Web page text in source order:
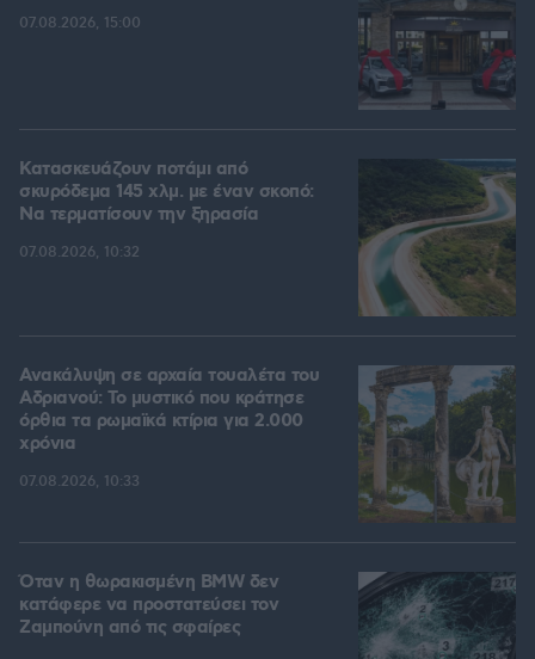
07.08.2026, 15:00
Κατασκευάζουν ποτάμι από
σκυρόδεμα 145 χλμ. με έναν σκοπό:
Να τερματίσουν την ξηρασία
07.08.2026, 10:32
Ανακάλυψη σε αρχαία τουαλέτα του
Αδριανού: Το μυστικό που κράτησε
όρθια τα ρωμαϊκά κτίρια για 2.000
χρόνια
07.08.2026, 10:33
Όταν η θωρακισμένη BMW δεν
κατάφερε να προστατεύσει τον
Ζαμπούνη από τις σφαίρες